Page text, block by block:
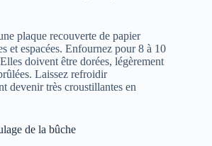
plaque recouverte de papier
et espacées. Enfournez pour 8 à 10
doivent être dorées, légèrement
Laissez refroidir
devenir très croustillantes en
de la bûche